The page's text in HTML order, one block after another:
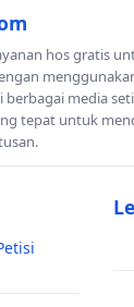
hos gratis
berbagai media
tepat untuk